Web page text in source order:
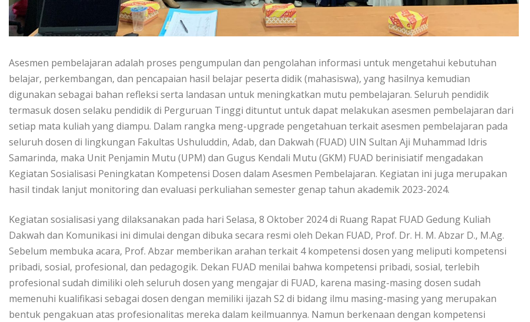
Asesmen pembelajaran adalah proses pengumpulan dan pengolahan informasi untuk mengetahui kebutuhan
belajar, perkembangan, dan pencapaian hasil belajar peserta didik (mahasiswa), yang hasilnya kemudian
digunakan sebagai bahan refleksi serta landasan untuk meningkatkan mutu pembelajaran. Seluruh pendidik
termasuk dosen selaku pendidik di Perguruan Tinggi dituntut untuk dapat melakukan asesmen pembelajaran dari
setiap mata kuliah yang diampu. Dalam rangka meng-upgrade pengetahuan terkait asesmen pembelajaran pada
seluruh dosen di lingkungan Fakultas Ushuluddin, Adab, dan Dakwah (FUAD) UIN Sultan Aji Muhammad Idris
Samarinda, maka Unit Penjamin Mutu (UPM) dan Gugus Kendali Mutu (GKM) FUAD berinisiatif mengadakan
Kegiatan Sosialisasi Peningkatan Kompetensi Dosen dalam Asesmen Pembelajaran. Kegiatan ini juga merupakan
hasil tindak lanjut monitoring dan evaluasi perkuliahan semester genap tahun akademik 2023-2024.
Kegiatan sosialisasi yang dilaksanakan pada hari Selasa, 8 Oktober 2024 di Ruang Rapat FUAD Gedung Kuliah
Dakwah dan Komunikasi ini dimulai dengan dibuka secara resmi oleh Dekan FUAD, Prof. Dr. H. M. Abzar D., M.Ag.
Sebelum membuka acara, Prof. Abzar memberikan arahan terkait 4 kompetensi dosen yang meliputi kompetensi
pribadi, sosial, profesional, dan pedagogik. Dekan FUAD menilai bahwa kompetensi pribadi, sosial, terlebih
profesional sudah dimiliki oleh seluruh dosen yang mengajar di FUAD, karena masing-masing dosen sudah
memenuhi kualifikasi sebagai dosen dengan memiliki ijazah S2 di bidang ilmu masing-masing yang merupakan
bentuk pengakuan atas profesionalitas mereka dalam keilmuannya. Namun berkenaan dengan kompetensi